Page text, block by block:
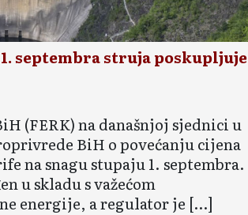
1. septembra struja poskupljuje
(FERK) na današnjoj sjednici u
BiH o povećanju cijena
na snagu stupaju 1. septembra.
u skladu s važećom
energije, a regulator je […]